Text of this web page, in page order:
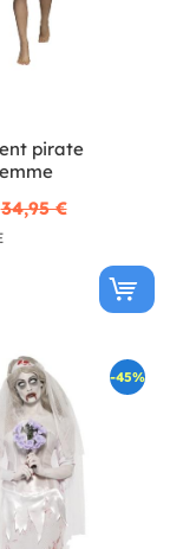
pirate
34,95 €
-45%